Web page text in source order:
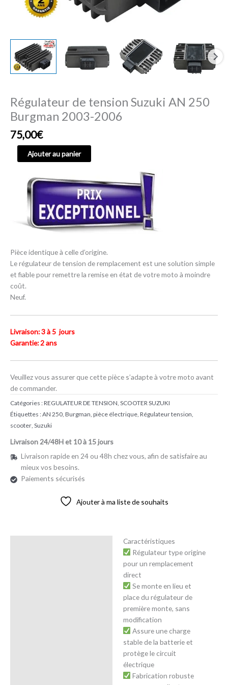
Régulateur de tension Suzuki AN 250
Burgman 2003-2006
75,00€
Ajouter au panier
Pièce identique à celle d’origine.
Le régulateur de tension de remplacement est une solution simple
et fiable pour remettre la remise en état de votre moto à moindre
coût.
Neuf.
Livraison: 3 à 5 jours
Garantie: 2 ans
Veuillez vous assurer que cette pièce s’adapte à votre moto avant
de commander.
Catégories :REGULATEUR DE TENSION SCOOTER SUZUKI
Étiquettes :AN 250 Burgman pièce électrique Régulateur tension
scooter Suzuki
Livraison 24/48H et 10 à 15 jours
Livraison rapide en 24 ou 48h chez vous, afin de satisfaire au
mieux vos besoins.
Paiements sécurisés
Ajouter à ma liste de souhaits
Caractéristiques
Régulateur type origine
pour un remplacement
direct
Se monte en lieu et
place du régulateur de
première monte, sans
modification
Assure une charge
stable de la batterie et
protège le circuit
électrique
Fabrication robuste